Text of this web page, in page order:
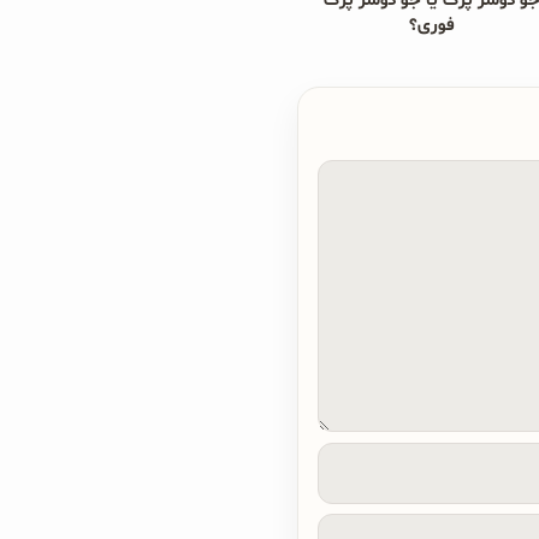
فوری؟